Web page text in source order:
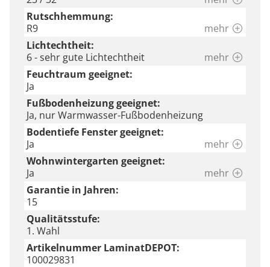
Rutschhemmung:
R9
mehr
Lichtechtheit:
6 - sehr gute Lichtechtheit
mehr
Feuchtraum geeignet:
Ja
Fußbodenheizung geeignet:
Ja, nur Warmwasser-Fußbodenheizung
Bodentiefe Fenster geeignet:
Ja
mehr
Wohnwintergarten geeignet:
Ja
mehr
Garantie in Jahren:
15
Qualitätsstufe:
1. Wahl
Artikelnummer LaminatDEPOT:
100029831